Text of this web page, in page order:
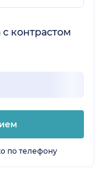
контрастом
по телефону